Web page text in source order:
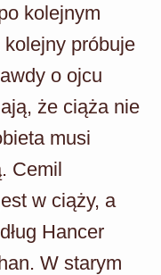
kolejnym
próbuje
o ojcu
że ciąża nie
musi
Cemil
w ciąży, a
Hancer
W starym